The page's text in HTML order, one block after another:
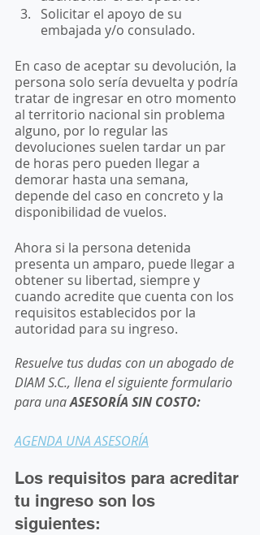
Solicitar el apoyo de su
embajada y/o consulado.
En caso de aceptar su devolución, la
persona solo sería devuelta y podría
tratar de ingresar en otro momento
al territorio nacional sin problema
alguno, por lo regular las
devoluciones suelen tardar un par
de horas pero pueden llegar a
demorar hasta una semana,
depende del caso en concreto y la
disponibilidad de vuelos.
Ahora si la persona detenida
presenta un amparo, puede llegar a
obtener su libertad, siempre y
cuando acredite que cuenta con los
requisitos establecidos por la
autoridad para su ingreso.
Resuelve tus dudas con un abogado de
DIAM S.C., llena el siguiente formulario
para una ASESORÍA SIN COSTO:
AGENDA UNA ASESORÍA
Los requisitos para acreditar
tu ingreso son los
siguientes: